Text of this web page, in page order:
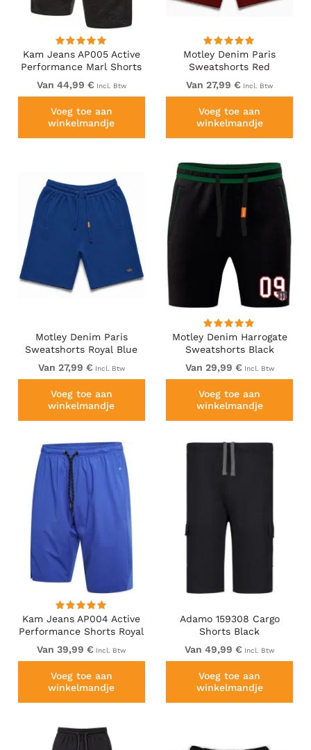
Kam Jeans AP005 Active
Performance Marl Shorts
Charcoal
Van 44,99 € Incl. Btw
Voeg toe aan
winkelmandje
Motley Denim Paris
Sweatshorts Red
Van 27,99 € Incl. Btw
Voeg toe aan
winkelmandje
Motley Denim Paris
Sweatshorts Royal Blue
Van 27,99 € Incl. Btw
Voeg toe aan
winkelmandje
Motley Denim Harrogate
Sweatshorts Black
Van 29,99 € Incl. Btw
Voeg toe aan
winkelmandje
Kam Jeans AP004 Active
Performance Shorts Royal
Blue
Van 39,99 € Incl. Btw
Voeg toe aan
winkelmandje
Adamo 159308 Cargo
Shorts Black
Van 49,99 € Incl. Btw
Voeg toe aan
winkelmandje